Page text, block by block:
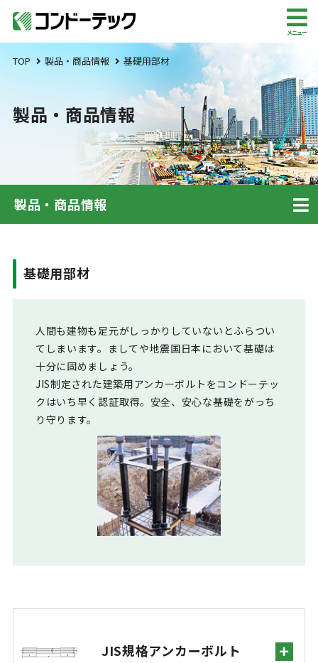
メニュー
TOP 製品・商品情報 基礎用部材
製品・商品情報
製品・商品情報
基礎用部材
人間も建物も足元がしっかりしていないとふらつい
てしまいます。ましてや地震国日本において基礎は
十分に固めましょう。
JIS制定された建築用アンカーボルトをコンドーテッ
クはいち早く認証取得。安全、安心な基礎をがっち
り守ります。
JIS規格アンカーボルト